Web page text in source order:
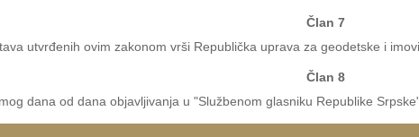
Član 7
utvrđenih ovim zakonom vrši Republička uprava za geodetske i
Član 8
dana od dana objavljivanja u "Službenom glasniku Republike